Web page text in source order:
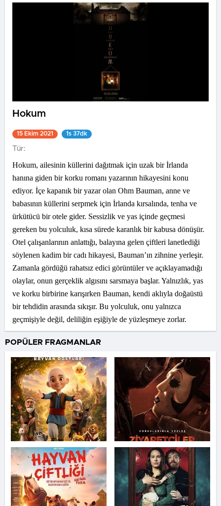
Hokum
15 Ekim 2021 1s 37dk
Tür:
Hokum, ailesinin küllerini dağıtmak için uzak bir İrlanda
hanına giden bir korku romanı yazarının hikayesini konu
ediyor. İçe kapanık bir yazar olan Ohm Bauman, anne ve
babasının küllerini serpmek için İrlanda kırsalında, tenha ve
ürkütücü bir otele gider. Sessizlik ve yas içinde geçmesi
gereken bu yolculuk, kısa sürede karanlık bir kabusa dönüşür.
Otel çalışanlarının anlattığı, balayına gelen çiftleri lanetlediği
söylenen kadim bir cadı hikayesi, Bauman’ın zihnine yerleşir.
Zamanla gördüğü rahatsız edici görüntüler ve açıklayamadığı
olaylar, onun gerçeklik algısını sarsmaya başlar. Yalnızlık, yas
ve korku birbirine karışırken Bauman, kendi aklıyla doğaüstü
bir tehdidin arasında sıkışır. Bu yolculuk, onu yalnızca
geçmişiyle değil, deliliğin eşiğiyle de yüzleşmeye zorlar.
POPÜLER FRAGMANLAR